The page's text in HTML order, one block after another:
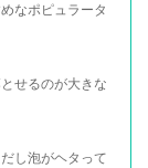
なポピュラータ
せるのが大きな
し泡がヘタって